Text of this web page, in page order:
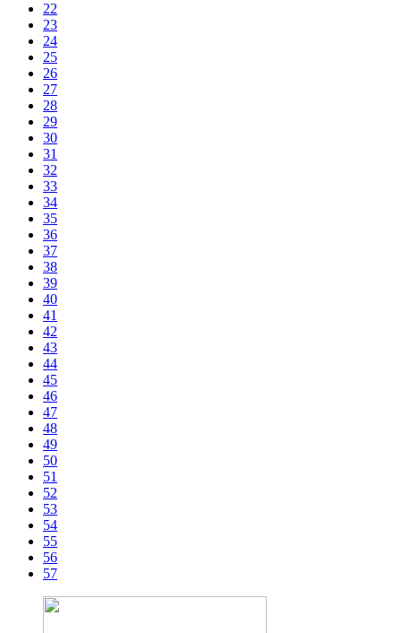
22
23
24
25
26
27
28
29
30
31
32
33
34
35
36
37
38
39
40
41
42
43
44
45
46
47
48
49
50
51
52
53
54
55
56
57